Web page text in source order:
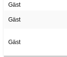
Gäst
Gäst
Gäst